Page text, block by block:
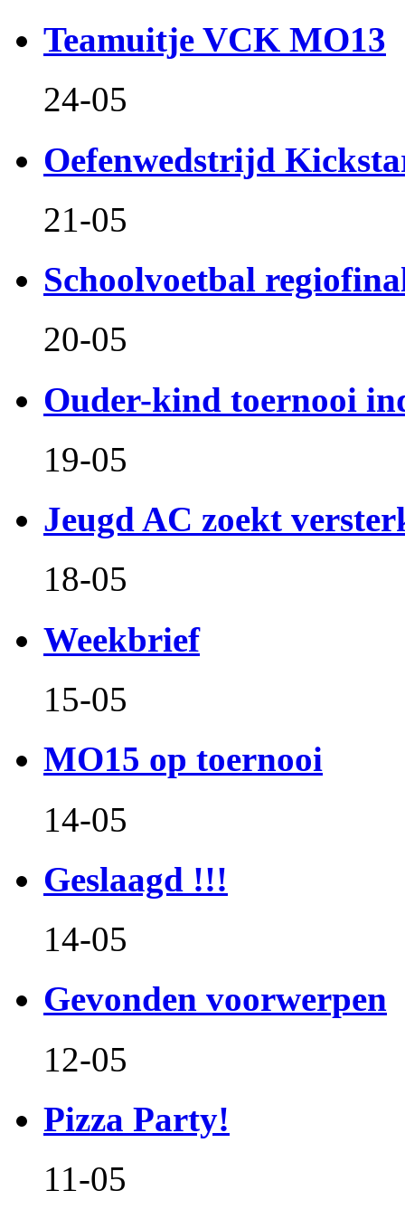
Teamuitje VCK MO13
24-05
Oefenwedstrijd
21-05
Schoolvoetbal
20-05
Ouder-kind toernooi
19-05
Jeugd AC zoekt
18-05
Weekbrief
15-05
MO15 op toernooi
14-05
Geslaagd !!!
14-05
Gevonden voorwerpen
12-05
Pizza Party!
11-05